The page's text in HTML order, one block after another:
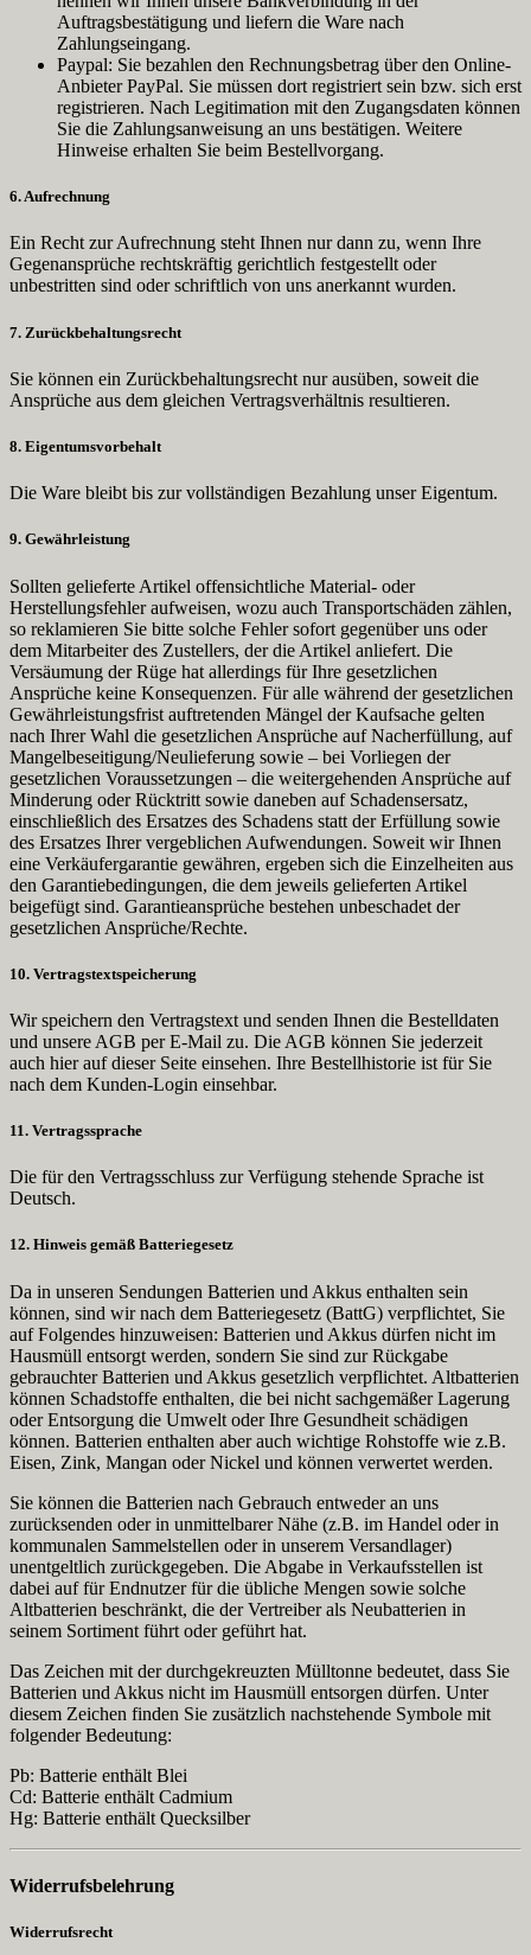
Auftragsbestätigung und liefern die Ware nach
Zahlungseingang.
Paypal: Sie bezahlen den Rechnungsbetrag über den Online-
Anbieter PayPal. Sie müssen dort registriert sein bzw. sich erst
registrieren. Nach Legitimation mit den Zugangsdaten können
Sie die Zahlungsanweisung an uns bestätigen. Weitere
Hinweise erhalten Sie beim Bestellvorgang.
6. Aufrechnung
Ein Recht zur Aufrechnung steht Ihnen nur dann zu, wenn Ihre
Gegenansprüche rechtskräftig gerichtlich festgestellt oder
unbestritten sind oder schriftlich von uns anerkannt wurden.
7. Zurückbehaltungsrecht
Sie können ein Zurückbehaltungsrecht nur ausüben, soweit die
Ansprüche aus dem gleichen Vertragsverhältnis resultieren.
8. Eigentumsvorbehalt
Die Ware bleibt bis zur vollständigen Bezahlung unser Eigentum.
9. Gewährleistung
Sollten gelieferte Artikel offensichtliche Material- oder
Herstellungsfehler aufweisen, wozu auch Transportschäden zählen,
so reklamieren Sie bitte solche Fehler sofort gegenüber uns oder
dem Mitarbeiter des Zustellers, der die Artikel anliefert. Die
Versäumung der Rüge hat allerdings für Ihre gesetzlichen
Ansprüche keine Konsequenzen. Für alle während der gesetzlichen
Gewährleistungsfrist auftretenden Mängel der Kaufsache gelten
nach Ihrer Wahl die gesetzlichen Ansprüche auf Nacherfüllung, auf
Mangelbeseitigung/Neulieferung sowie – bei Vorliegen der
gesetzlichen Voraussetzungen – die weitergehenden Ansprüche auf
Minderung oder Rücktritt sowie daneben auf Schadensersatz,
einschließlich des Ersatzes des Schadens statt der Erfüllung sowie
des Ersatzes Ihrer vergeblichen Aufwendungen. Soweit wir Ihnen
eine Verkäufergarantie gewähren, ergeben sich die Einzelheiten aus
den Garantiebedingungen, die dem jeweils gelieferten Artikel
beigefügt sind. Garantieansprüche bestehen unbeschadet der
gesetzlichen Ansprüche/Rechte.
10. Vertragstextspeicherung
Wir speichern den Vertragstext und senden Ihnen die Bestelldaten
und unsere AGB per E-Mail zu. Die AGB können Sie jederzeit
auch hier auf dieser Seite einsehen. Ihre Bestellhistorie ist für Sie
nach dem Kunden-Login einsehbar.
11. Vertragssprache
Die für den Vertragsschluss zur Verfügung stehende Sprache ist
Deutsch.
12. Hinweis gemäß Batteriegesetz
Da in unseren Sendungen Batterien und Akkus enthalten sein
können, sind wir nach dem Batteriegesetz (BattG) verpflichtet, Sie
auf Folgendes hinzuweisen: Batterien und Akkus dürfen nicht im
Hausmüll entsorgt werden, sondern Sie sind zur Rückgabe
gebrauchter Batterien und Akkus gesetzlich verpflichtet. Altbatterien
können Schadstoffe enthalten, die bei nicht sachgemäßer Lagerung
oder Entsorgung die Umwelt oder Ihre Gesundheit schädigen
können. Batterien enthalten aber auch wichtige Rohstoffe wie z.B.
Eisen, Zink, Mangan oder Nickel und können verwertet werden.
Sie können die Batterien nach Gebrauch entweder an uns
zurücksenden oder in unmittelbarer Nähe (z.B. im Handel oder in
kommunalen Sammelstellen oder in unserem Versandlager)
unentgeltlich zurückgegeben. Die Abgabe in Verkaufsstellen ist
dabei auf für Endnutzer für die übliche Mengen sowie solche
Altbatterien beschränkt, die der Vertreiber als Neubatterien in
seinem Sortiment führt oder geführt hat.
Das Zeichen mit der durchgekreuzten Mülltonne bedeutet, dass Sie
Batterien und Akkus nicht im Hausmüll entsorgen dürfen. Unter
diesem Zeichen finden Sie zusätzlich nachstehende Symbole mit
folgender Bedeutung:
Pb: Batterie enthält Blei
Cd: Batterie enthält Cadmium
Hg: Batterie enthält Quecksilber
Widerrufsbelehrung
Widerrufsrecht